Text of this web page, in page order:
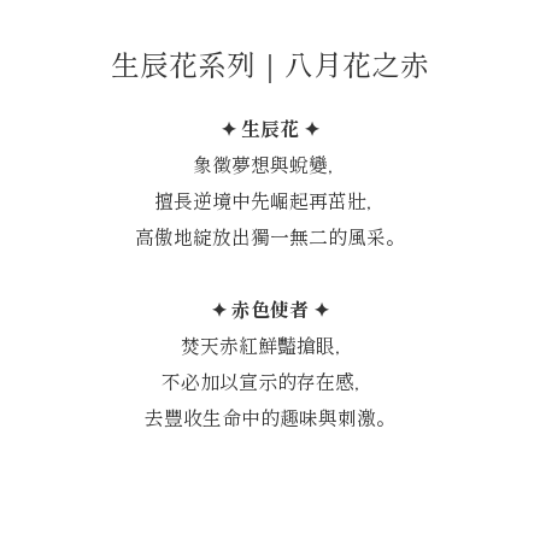
生辰花系列｜八月花之赤
✦ 生辰花 ✦
象徵夢想與蛻變，
擅長逆境中先崛起再茁壯，
高傲地綻放出獨一無二的風采。
✦ 赤色使者 ✦
焚天赤紅鮮豔搶眼，
不必加以宣示的存在感，
去豐收生命中的趣味與刺激。